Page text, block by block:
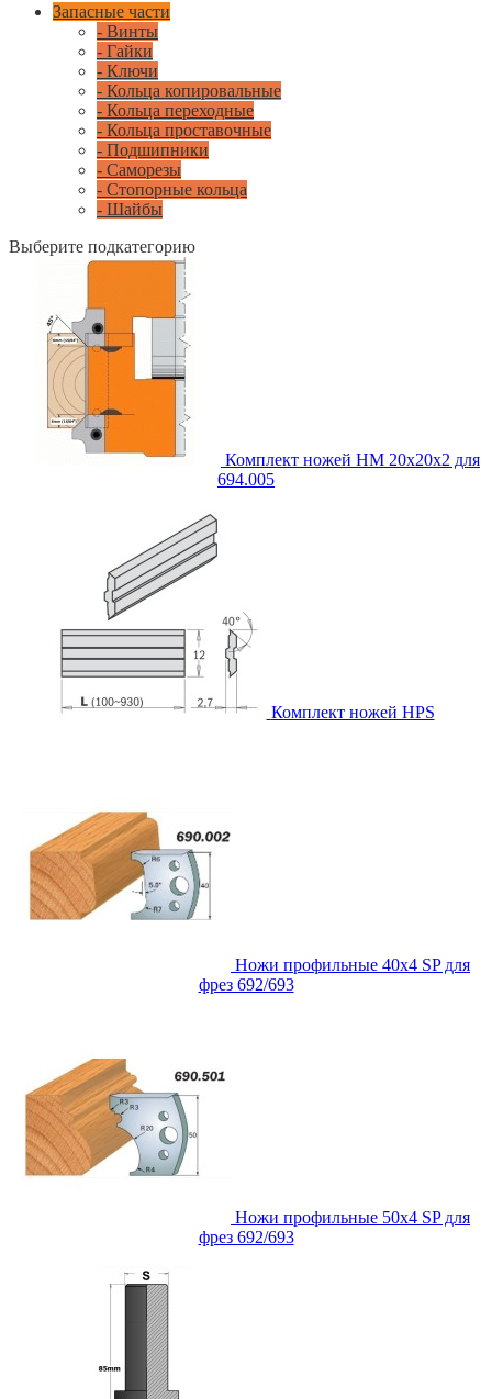
Запасные части
- Винты
- Гайки
- Ключи
- Кольца копировальные
- Кольца переходные
- Кольца проставочные
- Подшипники
- Саморезы
- Стопорные кольца
- Шайбы
Выберите подкатегорию
Комплект ножей HM 20x20x2 для
694.005
Комплект ножей HPS
Ножи профильные 40x4 SP для
фрез 692/693
Ножи профильные 50x4 SP для
фрез 692/693